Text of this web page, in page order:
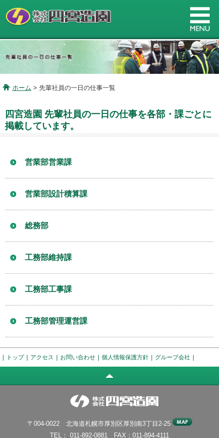
ホーム > 先輩社員の一日の仕事一覧
四宮造園 先輩社員の一日の仕事を各部・課ごとに
掲載しています。
営業部営業課
営業部設計積算課
総務部
工務部維持課
工務部工事課
工務部管理運営課
トップ アクセス お問い合わせ 個人情報保護方針 グループ会社
〒004-0022 北海道札幌市厚別区厚別南3丁目2-25
TEL： 011-892-0881 FAX：011-894-4111